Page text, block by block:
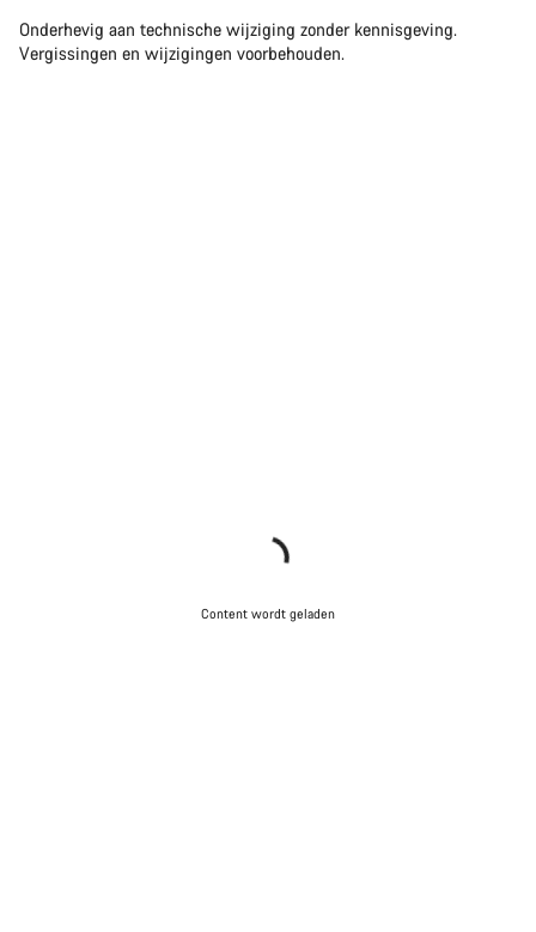
Onderhevig aan technische wijziging zonder kennisgeving.
Vergissingen en wijzigingen voorbehouden.
Content wordt geladen